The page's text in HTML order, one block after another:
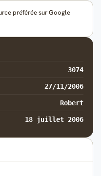
préférée sur Google
3074
27/11/2006
Robert
18 juillet 2006